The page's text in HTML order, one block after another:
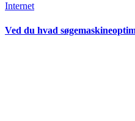
Internet
Ved du hvad